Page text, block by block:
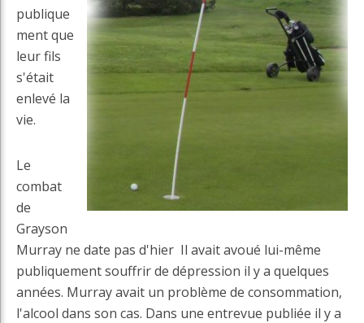
publique
ment que
leur fils
s'était
enlevé la
vie.
Le
combat
de
Grayson
Murray ne date pas d'hier Il avait avoué lui-même
publiquement souffrir de dépression il y a quelques
années. Murray avait un problème de consommation,
l'alcool dans son cas. Dans une entrevue publiée il y a